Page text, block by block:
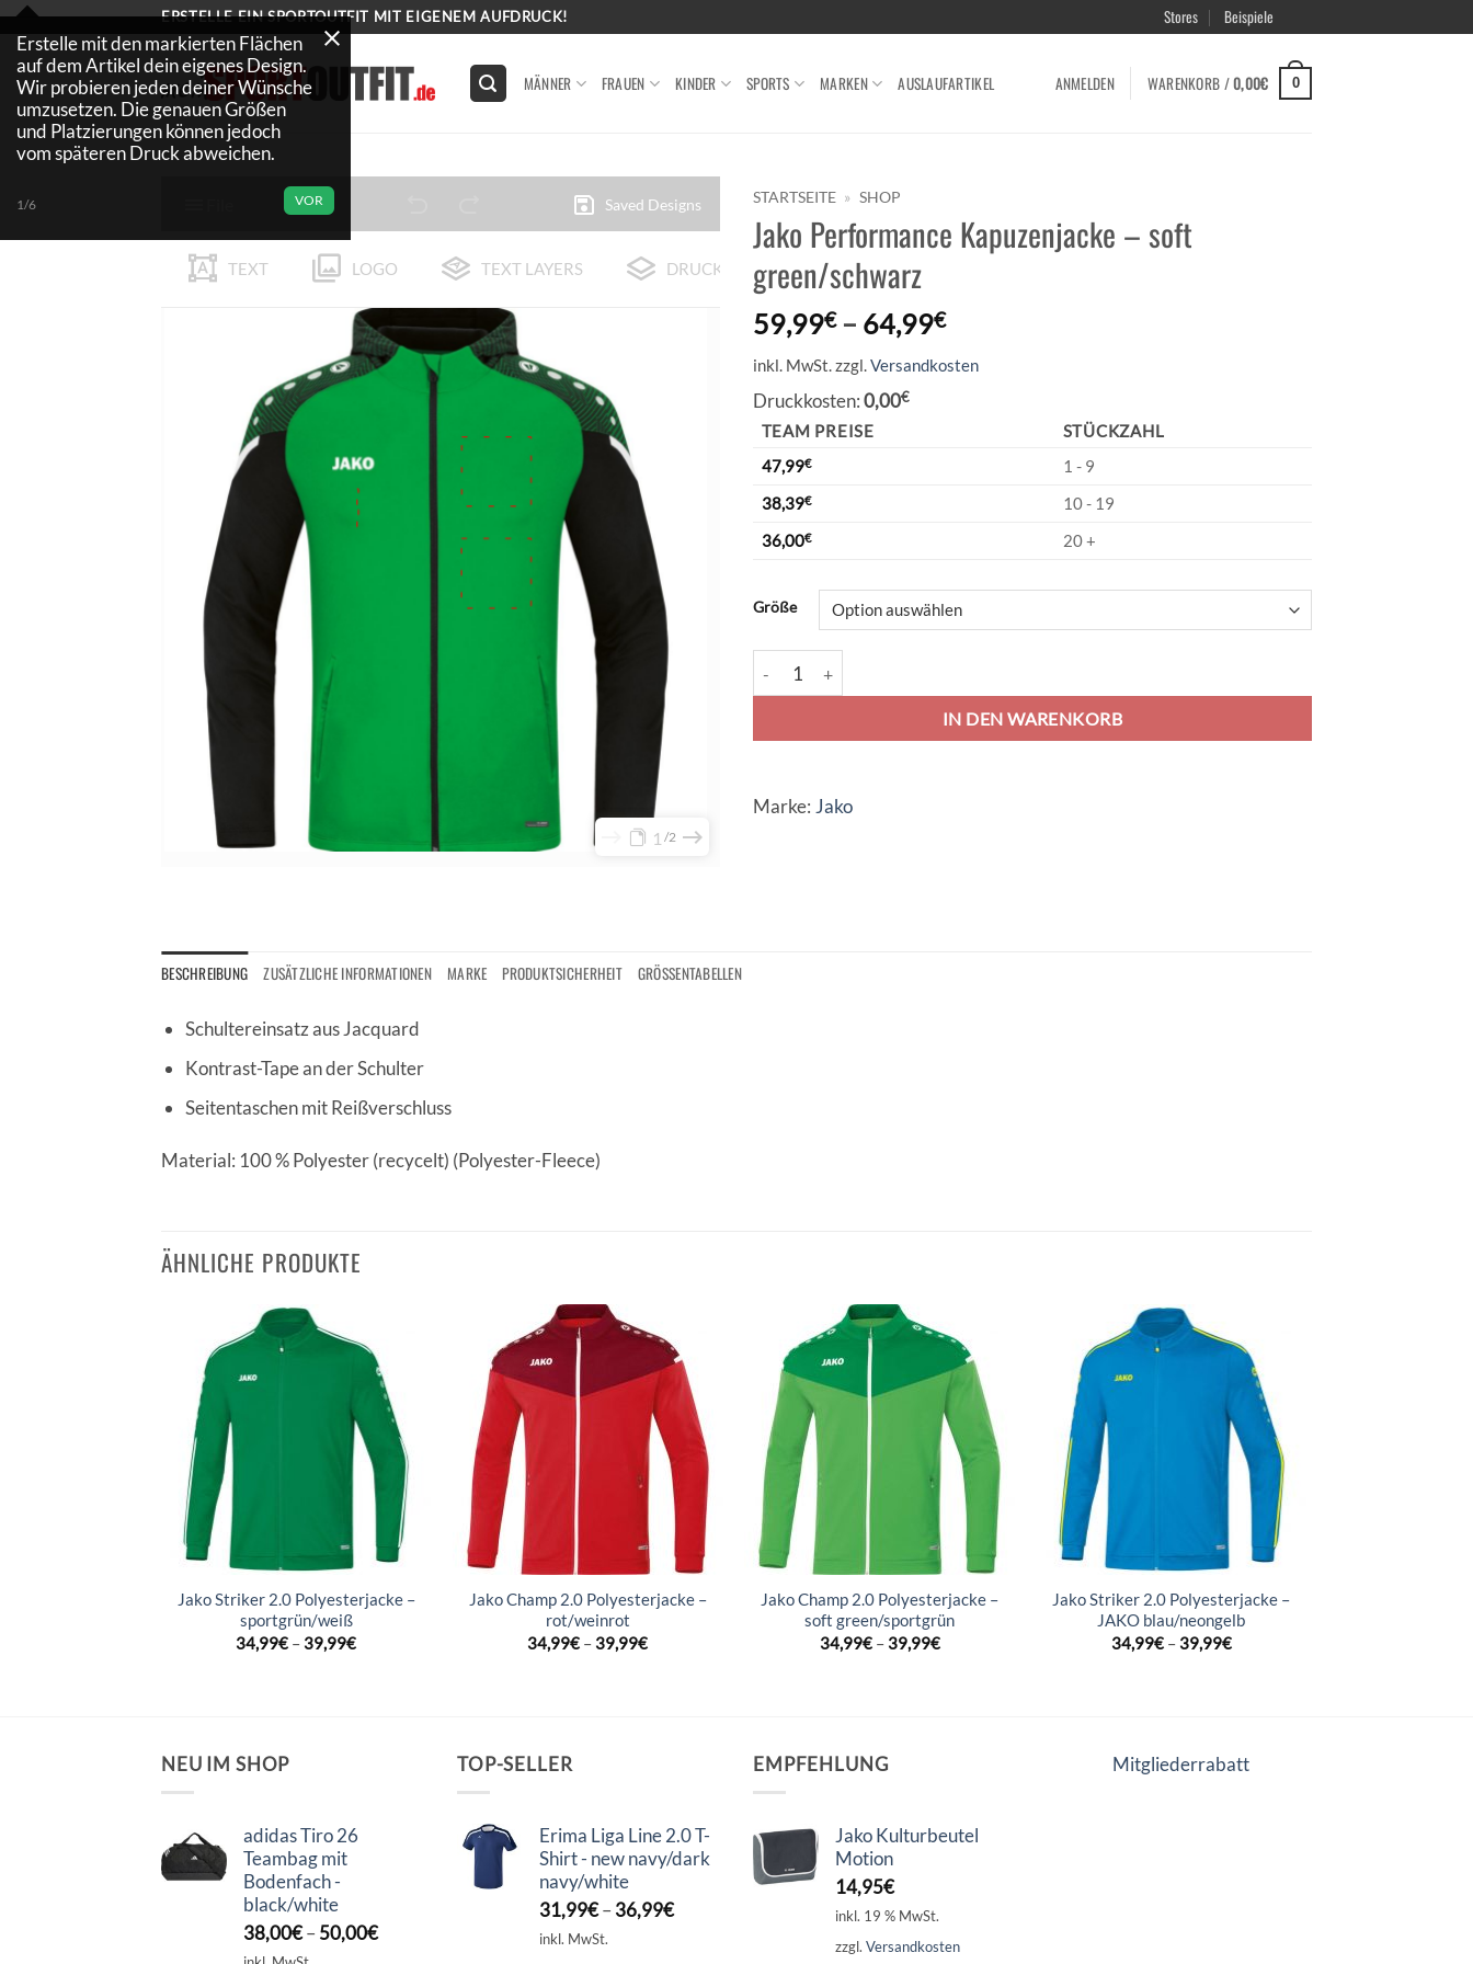
Zum
Inhalt
springen
ERSTELLE EIN SPORTOUTFIT MIT EIGENEM AUFDRUCK! Stores Beispiele
MÄNNER FRAUEN KINDER SPORTS MARKEN AUSLAUFARTIKEL ANMELDEN WARENKORB /0,00€ 0
Saved Designs
TEXT LOGO TEXT LAYERS DRUCK-BEISPIELE
1 2
STARTSEITE » SHOP
Jako Performance Kapuzenjacke – soft
green/schwarz
59,99€– 64,99€
inkl. MwSt.zzgl.Versandkosten
Druckkosten:0,00€
TEAM PREISE
STÜCKZAHL
47,99€
1 - 9
38,39€
10 - 19
36,00€ 20 +
Größe
Jako Performance Kapuzenjacke - soft green/schwarz Menge
IN DEN WARENKORB
Alternative:
Marke: Jako
BESCHREIBUNG ZUSÄTZLICHE INFORMATIONEN MARKE PRODUKTSICHERHEIT GRÖSSENTABELLEN
Schultereinsatz aus Jacquard
Kontrast-Tape an der Schulter
Seitentaschen mit Reißverschluss
Material: 100 % Polyester (recycelt) (Polyester-Fleece)
ÄHNLICHE PRODUKTE
Jako Striker 2.0 Polyesterjacke –
sportgrün/weiß
34,99€ – 39,99€
Jako Champ 2.0 Polyesterjacke –
rot/weinrot
34,99€ – 39,99€
Jako Champ 2.0 Polyesterjacke –
soft green/sportgrün
34,99€– 39,99€
Jako Striker 2.0 Polyesterjacke –
JAKO blau/neongelb
34,99€– 39,99€
NEU IM SHOP
adidas Tiro 26
Teambag mit
Bodenfach -
black/white
38,00€– 50,00€
TOP-SELLER
Erima Liga Line 2.0 T-
Shirt - new navy/dark
navy/white
31,99€– 36,99€
inkl. MwSt.
EMPFEHLUNG
Jako Kulturbeutel
Motion
14,95€
inkl. 19 % MwSt.
zzgl. Versandkosten
Mitgliederrabatt
Erstelle mit den markierten Flächen
auf dem Artikel dein eigenes Design.
Wir probieren jeden deiner Wünsche
umzusetzen. Die genauen Größen
und Platzierungen können jedoch
vom späteren Druck abweichen.
VOR
1/6